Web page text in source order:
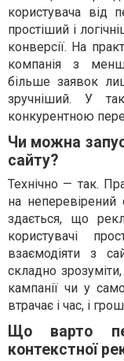
користувача від
простіший і
конверсії. На
компанія з
більше заявок
зручніший. У
конкурентною
Чи можна
сайту?
Технічно — так.
на неперевірений
здається, що
користувачі
взаємодіяти з
складно
кампанії чи у
втрачає і час, і
Що варто
контекстної